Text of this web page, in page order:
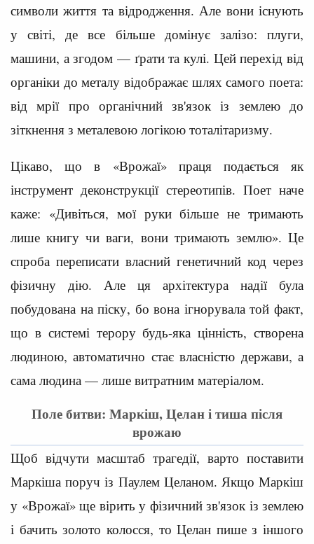
символи життя та відродження. Але вони існують
у світі, де все більше домінує залізо: плуги,
машини, а згодом — ґрати та кулі. Цей перехід від
органіки до металу відображає шлях самого поета:
від мрії про органічний зв'язок із землею до
зіткнення з металевою логікою тоталітаризму.
Цікаво, що в «Врожаї» праця подається як
інструмент деконструкції стереотипів. Поет наче
каже: «Дивіться, мої руки більше не тримають
лише книгу чи ваги, вони тримають землю». Це
спроба переписати власний генетичний код через
фізичну дію. Але ця архітектура надії була
побудована на піску, бо вона ігнорувала той факт,
що в системі терору будь-яка цінність, створена
людиною, автоматично стає власністю держави, а
сама людина — лише витратним матеріалом.
Поле битви: Маркіш, Целан і тиша після
врожаю
Щоб відчути масштаб трагедії, варто поставити
Маркіша поруч із Паулем Целаном. Якщо Маркіш
у «Врожаї» ще вірить у фізичний зв'язок із землею
і бачить золото колосся, то Целан пише з іншого